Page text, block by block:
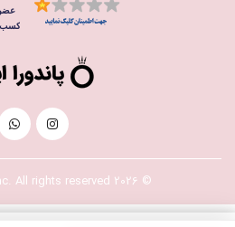
© 2026 Pandora-Iran.ir Inc. All rights reserved